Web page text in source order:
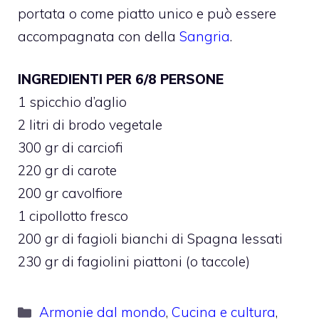
portata o come piatto unico e può essere
accompagnata con della Sangria.
INGREDIENTI PER 6/8 PERSONE
1 spicchio d’aglio
2 litri di brodo vegetale
300 gr di carciofi
220 gr di carote
200 gr cavolfiore
1 cipollotto fresco
200 gr di fagioli bianchi di Spagna lessati
230 gr di fagiolini piattoni (o taccole)
Categorie
Armonie dal mondo,Cucina e cultura,